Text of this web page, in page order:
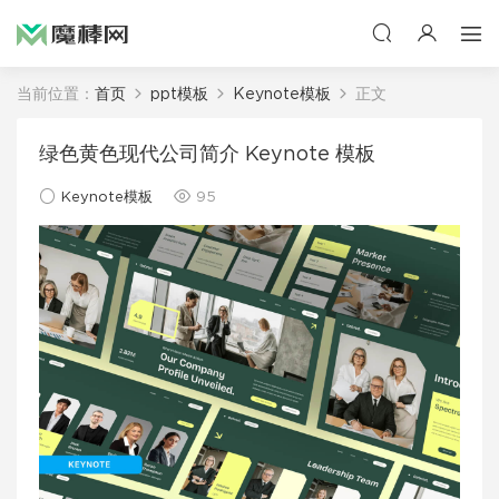
当前位置： 首页 ppt模板 Keynote模板 正文
绿色黄色现代公司简介 Keynote 模板
Keynote模板 95